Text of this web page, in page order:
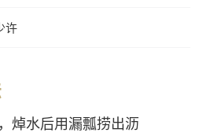
许
焯水后用漏瓢捞出沥